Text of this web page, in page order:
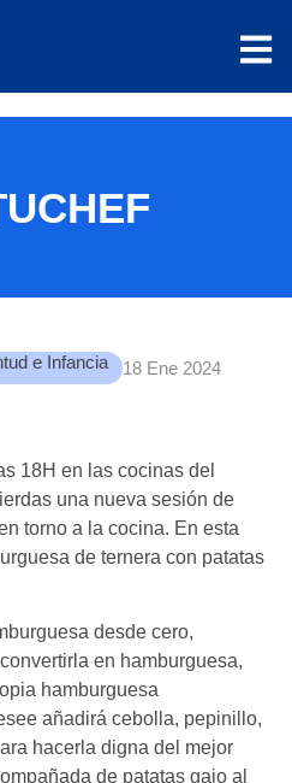
e Infancia 18 Ene 2024
18H en las cocinas del
una nueva sesión de
torno a la cocina. En esta
de ternera con patatas
desde cero,
en hamburguesa,
hamburguesa
añadirá cebolla, pepinillo,
hacerla digna del mejor
de patatas gajo al